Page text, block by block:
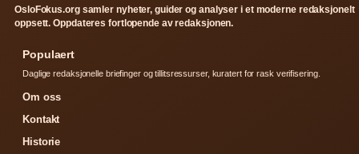
OsloFokus.org samler nyheter, guider og analyser i et moderne redaksjonelt
oppsett. Oppdateres fortlopende av redaksjonen.
Populaert
Daglige redaksjonelle briefinger og tillitsressurser, kuratert for rask verifisering.
Om oss
Kontakt
Historie